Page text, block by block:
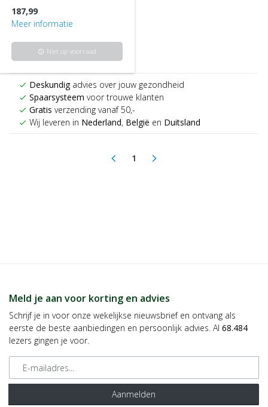
187,99
Meer informatie
info Niet op voorraad
check Deskundigadvies over jouw gezondheid
check Spaarsysteem voor trouwe klanten
check Gratis verzending vanaf 50,-
check Wij leveren in Nederland, België en Duitsland
arrow_back_ios 1(current)
arrow_forward_ios
Meld je aan voor korting en advies
Schrijf je in voor onze wekelijkse nieuwsbrief en ontvang als
eerste de beste aanbiedingen en persoonlijk advies. Al 68.484
lezers gingen je voor.
E-mailadres
Aanmelden